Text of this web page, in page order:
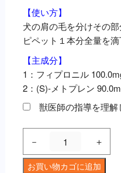
【使い方】
犬の肩の毛を分けその部
ピペット１本分全量を滴
【主成分】
1：フィプロニル
2：(S)-メトプレン
獣医師の指導を理
－
イ
フ
＋
お買い物カゴに追加